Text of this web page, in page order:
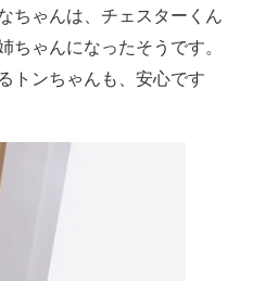
ちゃんは、チェスターくん
ちゃんになったそうです。
トンちゃんも、安心です